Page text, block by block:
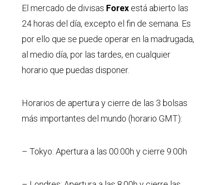
El mercado de divisas Forexestá abierto las
24 horas del día, excepto el fin de semana. Es
por ello que se puede operar en la madrugada,
al medio día, por las tardes, en cualquier
horario que puedas disponer.
Horarios de apertura y cierre de las 3 bolsas
más importantes del mundo (horario GMT):
– Tokyo: Apertura a las 00:00h y cierre 9:00h